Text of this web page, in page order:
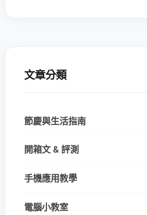
文章分類
節慶與生活指南
開箱文 & 評測
手機應用教學
電腦小教室